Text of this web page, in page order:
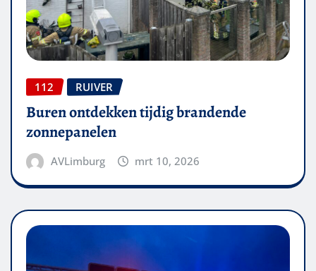
112 RUIVER
Buren ontdekken tijdig brandende
zonnepanelen
AVLimburg mrt 10, 2026